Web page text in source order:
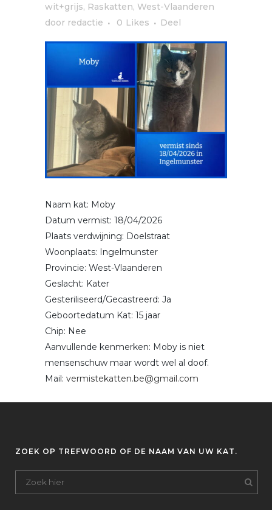
wit+grijs, Raskatten, West-Vlaanderen
door redactie 0 Likes Deel
Naam kat: Moby
Datum vermist: 18/04/2026
Plaats verdwijning: Doelstraat
Woonplaats: Ingelmunster
Provincie: West-Vlaanderen
Geslacht: Kater
Gesteriliseerd/Gecastreerd: Ja
Geboortedatum Kat: 15 jaar
Chip: Nee
Aanvullende kenmerken: Moby is niet
mensenschuw maar wordt wel al doof.
Mail: vermistekatten.be@gmail.com
ZOEK OP TREFWOORD OF DE NAAM VAN UW KAT.